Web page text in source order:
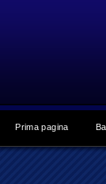
Prima pagina